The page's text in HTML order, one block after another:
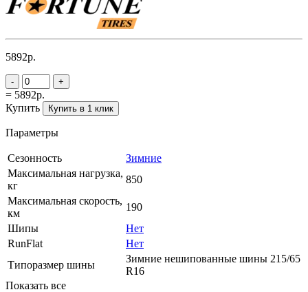
5892р.
- +
= 5892р.
Купить
Купить в 1 клик
Параметры
Сезонность
Зимние
Максимальная нагрузка,
кг
850
Максимальная скорость,
км
190
Шипы
Нет
RunFlat
Нет
Типоразмер шины
Зимние нешипованные шины 215/65
R16
Показать все